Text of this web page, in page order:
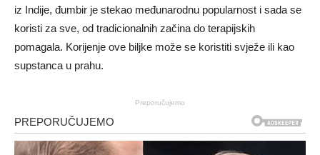
iz Indije, đumbir je stekao međunarodnu popularnost i sada se
koristi za sve, od tradicionalnih začina do terapijskih
pomagala. Korijenje ove biljke može se koristiti svježe ili kao
supstanca u prahu.
Preporučujemo